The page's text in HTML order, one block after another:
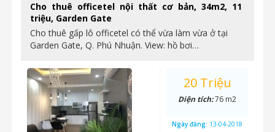
Cho thuê officetel nội thất cơ bản, 34m2, 11
triệu, Garden Gate
Cho thuê gấp lô officetel có thể vừa làm vừa ở tại
Garden Gate, Q. Phú Nhuận. View: hồ bơi…
20 Triệu
Diện tích:76 m2
Ngày đăng: 13-04-2018